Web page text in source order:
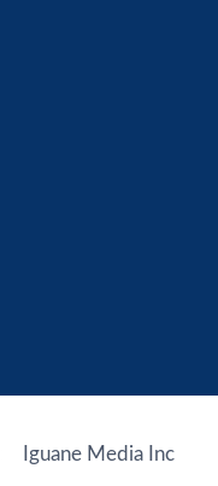
Iguane Media Inc